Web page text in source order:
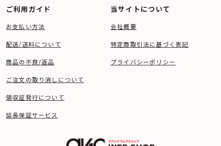
ご利用ガイド
お支払い方法
配送/送料について
商品の不良/返品
ご注文の取り消しについて
領収証発行について
延長保証サービス
当サイトについて
会社概要
特定商取引法に基づく表記
プライバシーポリシー